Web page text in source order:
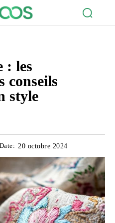
: les
conseils
style
Date: 20 octobre 2024